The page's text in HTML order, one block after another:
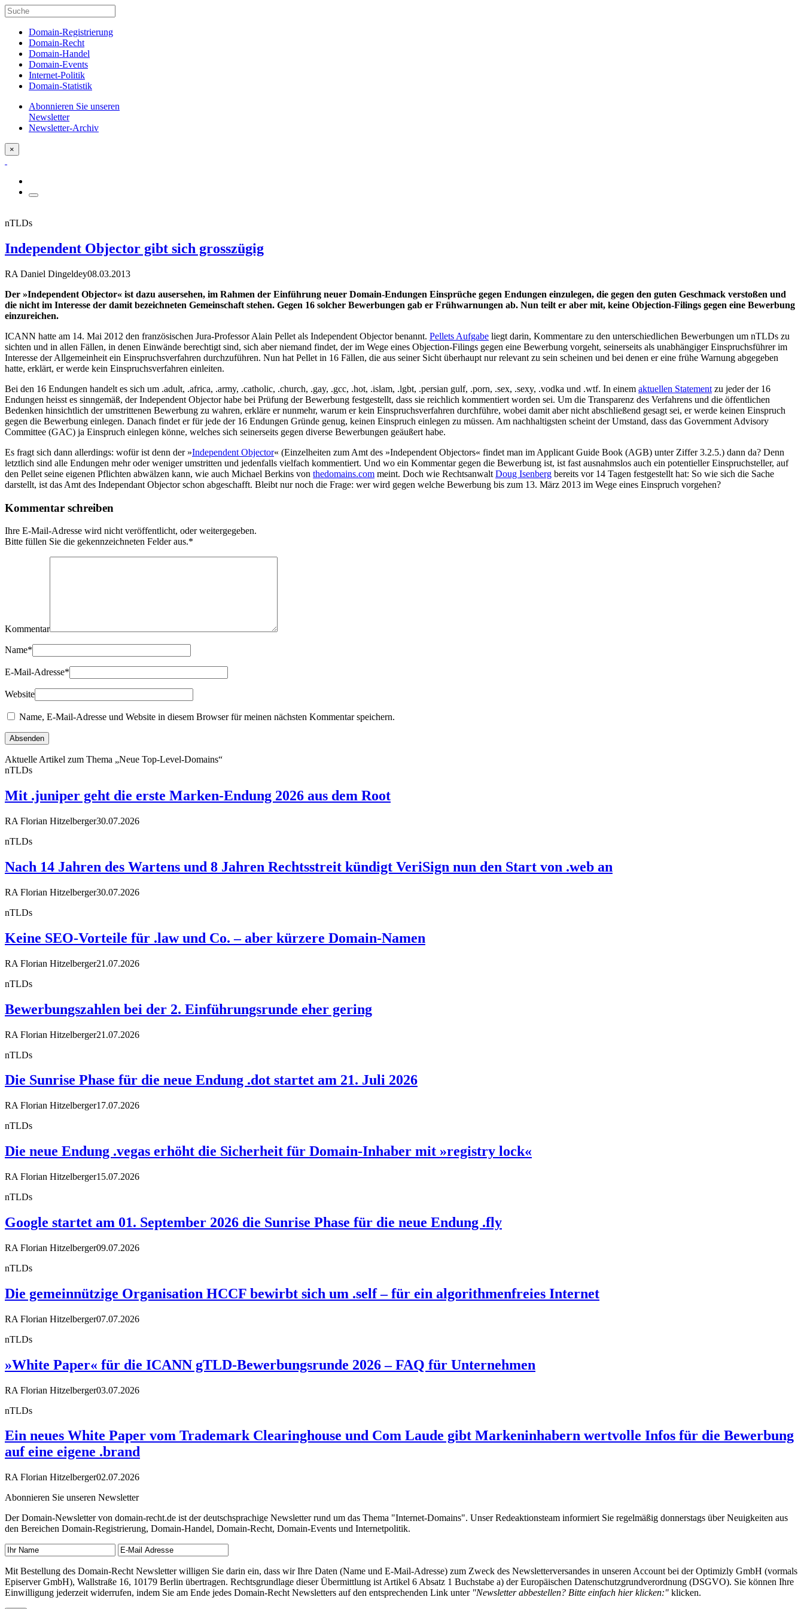
Domain-Registrierung
Domain-Recht
Domain-Handel
Domain-Events
Internet-Politik
Domain-Statistik
Abonnieren Sie unseren
Newsletter
Newsletter-Archiv
×
nTLDs
Independent Objector gibt sich grosszügig
RA Daniel Dingeldey08.03.2013
Der »Independent Objector« ist dazu ausersehen, im Rahmen der Einführung neuer Domain-Endungen Einsprüche gegen Endungen einzulegen, die gegen den guten Geschmack verstoßen und
die nicht im Interesse der damit bezeichneten Gemeinschaft stehen. Gegen 16 solcher Bewerbungen gab er Frühwarnungen ab. Nun teilt er aber mit, keine Objection-Filings gegen eine Bewerbung
einzureichen.
ICANN hatte am 14. Mai 2012 den französischen Jura-Professor Alain Pellet als Independent Objector benannt. Pellets Aufgabe liegt darin, Kommentare zu den unterschiedlichen Bewerbungen um nTLDs zu
sichten und in allen Fällen, in denen Einwände berechtigt sind, sich aber niemand findet, der im Wege eines Objection-Filings gegen eine Bewerbung vorgeht, seinerseits als unabhängiger Einspruchsführer im
Interesse der Allgemeinheit ein Einspruchsverfahren durchzuführen. Nun hat Pellet in 16 Fällen, die aus seiner Sicht überhaupt nur relevant zu sein scheinen und bei denen er eine frühe Warnung abgegeben
hatte, erklärt, er werde kein Einspruchsverfahren einleiten.
Bei den 16 Endungen handelt es sich um .adult, .africa, .army, .catholic, .church, .gay, .gcc, .hot, .islam, .lgbt, .persian gulf, .porn, .sex, .sexy, .vodka und .wtf. In einem aktuellen Statement zu jeder der 16
Endungen heisst es sinngemäß, der Independent Objector habe bei Prüfung der Bewerbung festgestellt, dass sie reichlich kommentiert worden sei. Um die Transparenz des Verfahrens und die öffentlichen
Bedenken hinsichtlich der umstrittenen Bewerbung zu wahren, erkläre er nunmehr, warum er kein Einspruchsverfahren durchführe, wobei damit aber nicht abschließend gesagt sei, er werde keinen Einspruch
gegen die Bewerbung einlegen. Danach findet er für jede der 16 Endungen Gründe genug, keinen Einspruch einlegen zu müssen. Am nachhaltigsten scheint der Umstand, dass das Government Advisory
Committee (GAC) ja Einspruch einlegen könne, welches sich seinerseits gegen diverse Bewerbungen geäußert habe.
Es fragt sich dann allerdings: wofür ist denn der »Independent Objector« (Einzelheiten zum Amt des »Independent Objectors« findet man im Applicant Guide Book (AGB) unter Ziffer 3.2.5.) dann da? Denn
letztlich sind alle Endungen mehr oder weniger umstritten und jedenfalls vielfach kommentiert. Und wo ein Kommentar gegen die Bewerbung ist, ist fast ausnahmslos auch ein potentieller Einspruchsteller, auf
den Pellet seine eigenen Pflichten abwälzen kann, wie auch Michael Berkins von thedomains.com meint. Doch wie Rechtsanwalt Doug Isenberg bereits vor 14 Tagen festgestellt hat: So wie sich die Sache
darstellt, ist das Amt des Independant Objector schon abgeschafft. Bleibt nur noch die Frage: wer wird gegen welche Bewerbung bis zum 13. März 2013 im Wege eines Einspruch vorgehen?
Kommentar schreiben
Ihre E-Mail-Adresse wird nicht veröffentlicht, oder weitergegeben.
Bitte füllen Sie die gekennzeichneten Felder aus.*
Kommentar
Name*
E-Mail-Adresse*
Website
Name, E-Mail-Adresse und Website in diesem Browser für meinen nächsten Kommentar speichern.
Aktuelle Artikel zum Thema „Neue Top-Level-Domains“
nTLDs
Mit .juniper geht die erste Marken-Endung 2026 aus dem Root
RA Florian Hitzelberger30.07.2026
nTLDs
Nach 14 Jahren des Wartens und 8 Jahren Rechtsstreit kündigt VeriSign nun den Start von .web an
RA Florian Hitzelberger30.07.2026
nTLDs
Keine SEO-Vorteile für .law und Co. – aber kürzere Domain-Namen
RA Florian Hitzelberger21.07.2026
nTLDs
Bewerbungszahlen bei der 2. Einführungsrunde eher gering
RA Florian Hitzelberger21.07.2026
nTLDs
Die Sunrise Phase für die neue Endung .dot startet am 21. Juli 2026
RA Florian Hitzelberger17.07.2026
nTLDs
Die neue Endung .vegas erhöht die Sicherheit für Domain-Inhaber mit »registry lock«
RA Florian Hitzelberger15.07.2026
nTLDs
Google startet am 01. September 2026 die Sunrise Phase für die neue Endung .fly
RA Florian Hitzelberger09.07.2026
nTLDs
Die gemeinnützige Organisation HCCF bewirbt sich um .self – für ein algorithmenfreies Internet
RA Florian Hitzelberger07.07.2026
nTLDs
»White Paper« für die ICANN gTLD-Bewerbungsrunde 2026 – FAQ für Unternehmen
RA Florian Hitzelberger03.07.2026
nTLDs
Ein neues White Paper vom Trademark Clearinghouse und Com Laude gibt Markeninhabern wertvolle Infos für die Bewerbung
auf eine eigene .brand
RA Florian Hitzelberger02.07.2026
Abonnieren Sie unseren Newsletter
Der Domain-Newsletter von domain-recht.de ist der deutschsprachige Newsletter rund um das Thema "Internet-Domains". Unser Redeaktionsteam informiert Sie regelmäßig donnerstags über Neuigkeiten aus
den Bereichen Domain-Registrierung, Domain-Handel, Domain-Recht, Domain-Events und Internetpolitik.
Mit Bestellung des Domain-Recht Newsletter willigen Sie darin ein, dass wir Ihre Daten (Name und E-Mail-Adresse) zum Zweck des Newsletterversandes in unseren Account bei der Optimizly GmbH (vormals
Episerver GmbH), Wallstraße 16, 10179 Berlin übertragen. Rechtsgrundlage dieser Übermittlung ist Artikel 6 Absatz 1 Buchstabe a) der Europäischen Datenschutzgrundverordnung (DSGVO). Sie können Ihre
Einwilligung jederzeit widerrufen, indem Sie am Ende jedes Domain-Recht Newsletters auf den entsprechenden Link unter "Newsletter abbestellen? Bitte einfach hier klicken:" klicken.